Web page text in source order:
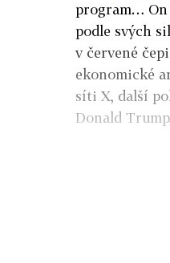
program… On
podle svých
v červené
ekonomické
síti X, další
Donald